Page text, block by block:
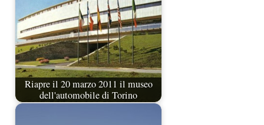
Riapre il 20 marzo 2011 il museo
dell'automobile di Torino